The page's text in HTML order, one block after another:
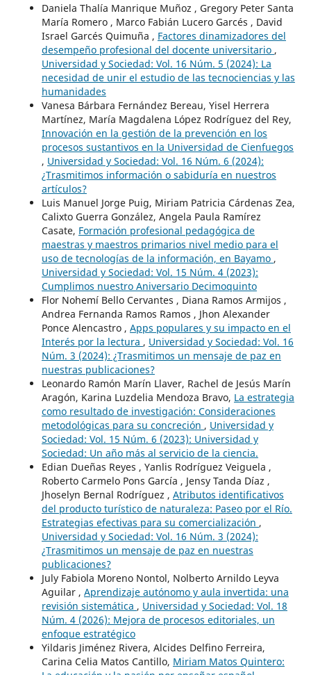
Daniela Thalía Manrique Muñoz , Gregory Peter Santa
María Romero , Marco Fabián Lucero Garcés , David
Israel Garcés Quimuña , Factores dinamizadores del
desempeño profesional del docente universitario ,
Universidad y Sociedad: Vol. 16 Núm. 5 (2024): La
necesidad de unir el estudio de las tecnociencias y las
humanidades
Vanesa Bárbara Fernández Bereau, Yisel Herrera
Martínez, María Magdalena López Rodríguez del Rey,
Innovación en la gestión de la prevención en los
procesos sustantivos en la Universidad de Cienfuegos
, Universidad y Sociedad: Vol. 16 Núm. 6 (2024):
¿Trasmitimos información o sabiduría en nuestros
artículos?
Luis Manuel Jorge Puig, Miriam Patricia Cárdenas Zea,
Calixto Guerra González, Angela Paula Ramírez
Casate, Formación profesional pedagógica de
maestras y maestros primarios nivel medio para el
uso de tecnologías de la información, en Bayamo ,
Universidad y Sociedad: Vol. 15 Núm. 4 (2023):
Cumplimos nuestro Aniversario Decimoquinto
Flor Nohemí Bello Cervantes , Diana Ramos Armijos ,
Andrea Fernanda Ramos Ramos , Jhon Alexander
Ponce Alencastro , Apps populares y su impacto en el
Interés por la lectura , Universidad y Sociedad: Vol. 16
Núm. 3 (2024): ¿Trasmitimos un mensaje de paz en
nuestras publicaciones?
Leonardo Ramón Marín Llaver, Rachel de Jesús Marín
Aragón, Karina Luzdelia Mendoza Bravo, La estrategia
como resultado de investigación: Consideraciones
metodológicas para su concreción , Universidad y
Sociedad: Vol. 15 Núm. 6 (2023): Universidad y
Sociedad: Un año más al servicio de la ciencia.
Edian Dueñas Reyes , Yanlis Rodríguez Veiguela ,
Roberto Carmelo Pons García , Jensy Tanda Díaz ,
Jhoselyn Bernal Rodríguez , Atributos identificativos
del producto turístico de naturaleza: Paseo por el Río.
Estrategias efectivas para su comercialización ,
Universidad y Sociedad: Vol. 16 Núm. 3 (2024):
¿Trasmitimos un mensaje de paz en nuestras
publicaciones?
July Fabiola Moreno Nontol, Nolberto Arnildo Leyva
Aguilar , Aprendizaje autónomo y aula invertida: una
revisión sistemática , Universidad y Sociedad: Vol. 18
Núm. 4 (2026): Mejora de procesos editoriales, un
enfoque estratégico
Yildaris Jiménez Rivera, Alcides Delfino Ferreira,
Carina Celia Matos Cantillo, Miriam Matos Quintero: